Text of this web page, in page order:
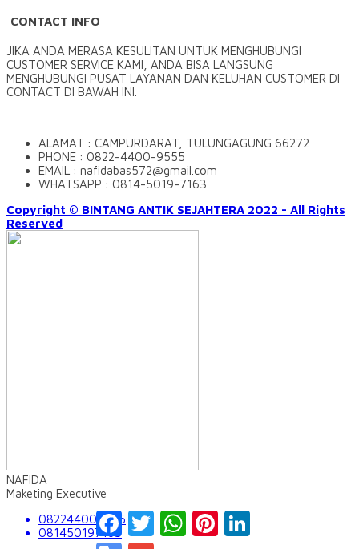
CONTACT INFO
JIKA ANDA MERASA KESULITAN UNTUK MENGHUBUNGI
CUSTOMER SERVICE KAMI, ANDA BISA LANGSUNG
MENGHUBUNGI PUSAT LAYANAN DAN KELUHAN CUSTOMER DI
CONTACT DI BAWAH INI.
ALAMAT : CAMPURDARAT, TULUNGAGUNG 66272
PHONE : 0822-4400-9555
EMAIL : nafidabas572@gmail.com
WHATSAPP : 0814-5019-7163
Copyright © BINTANG ANTIK SEJAHTERA 2022 - All Rights
Reserved
NAFIDA
Maketing Executive
082244009555
081450197163
FacebookTwitterWhatsAppPinterest